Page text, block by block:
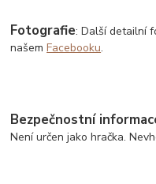
Fotografie: Další detailní
našemFacebooku.
Bezpečnostní
Není určen jako hračka.